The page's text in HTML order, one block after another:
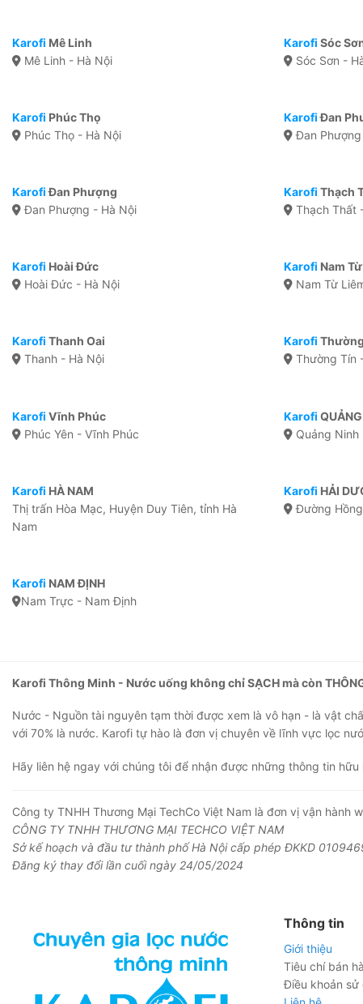
Karofi Mê Linh
Mê Linh - Hà Nội
Karofi Sóc
Sóc Sơn -
Karofi Phúc Thọ
Phúc Thọ - Hà Nội
KarofiĐan
Đan
KarofiĐan Phượng
Đan Phượng - Hà Nội
Karofi Thạch
Thạch Thất
Karofi Hoài Đức
Hoài Đức - Hà Nội
Karofi Nam
Nam Từ
Karofi Thanh Oai
Thanh - Hà Nội
Karofi
Thường Tín
Karofi Vĩnh Phúc
Phúc Yên - Vĩnh Phúc
Karofi
Quảng Ninh
Karofi HÀ NAM
Thị trấn Hòa Mạc, Huyện Duy Tiên, tỉnh Hà
Nam
Karofi HẢI
Đường
Karofi NAM ĐỊNH
Nam Trực - Nam Định
Karofi Thông Minh - Nước uống không chỉ SẠCH mà còn
Nước - Nguồn tài nguyên tạm thời được xem là vô hạn - là vật
với 70% là nước. Karofi tự hào là đơn vị chuyên về lĩnh vực lọc
Hãy liên hệ ngay với chúng tôi để nhận được những thông tin
Công ty TNHH Thương Mại TechCo Việt Nam là đơn vị vận hành
CÔNG TY TNHH THƯƠNG MẠI TECHCO VIỆT NAM
Sở kế hoạch và đầu tư thành phố Hà Nội cấp phép ĐKKD
Đăng ký thay đổi lần cuối ngày 24/05/2024
Thông tin
Giới thiệu
Tiêu chí bán
Điều khoản sử